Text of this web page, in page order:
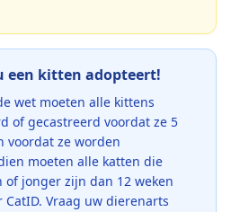
een kitten adopteert!
wet moeten alle kittens
of gecastreerd voordat ze 5
voordat ze worden
moeten alle katten die
of jonger zijn dan 12 weken
Vraag uw dierenarts